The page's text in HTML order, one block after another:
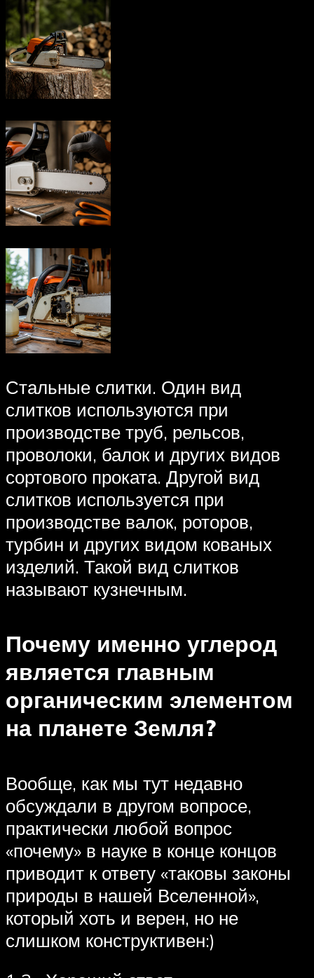
Стальные слитки. Один вид
слитков используются при
производстве труб, рельсов,
проволоки, балок и других видов
сортового проката. Другой вид
слитков используется при
производстве валок, роторов,
турбин и других видом кованых
изделий. Такой вид слитков
называют кузнечным.
Почему именно углерод
является главным
органическим элементом
на планете Земля?
Вообще, как мы тут недавно
обсуждали в другом вопросе,
практически любой вопрос
«почему» в науке в конце концов
приводит к ответу «таковы законы
природы в нашей Вселенной»,
который хоть и верен, но не
слишком конструктивен:)